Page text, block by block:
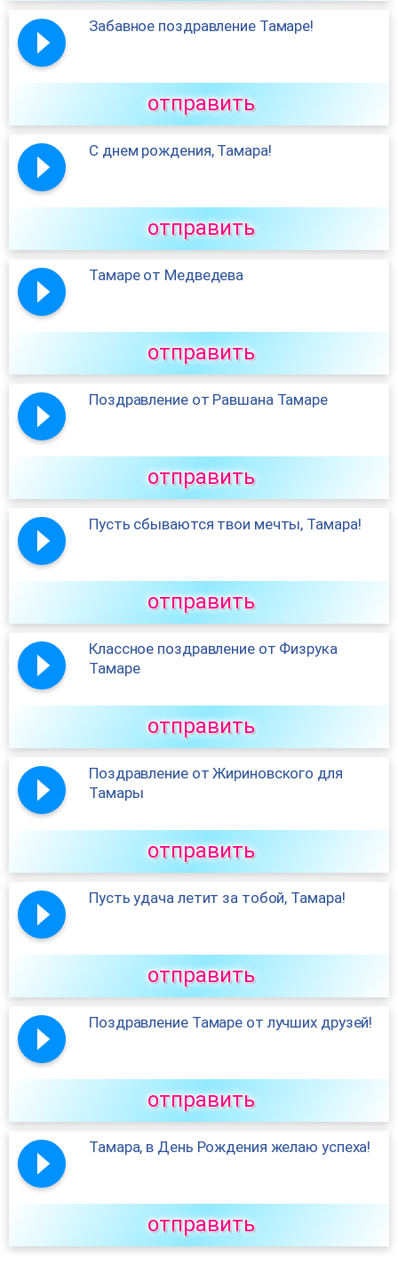
Забавное поздравление Тамаре!
отправить
С днем рождения, Тамара!
отправить
Тамаре от Медведева
отправить
Поздравление от Равшана Тамаре
отправить
Пусть сбываются твои мечты, Тамара!
отправить
Классное поздравление от Физрука
Тамаре
отправить
Поздравление от Жириновского для
Тамары
отправить
Пусть удача летит за тобой, Тамара!
отправить
Поздравление Тамаре от лучших друзей!
отправить
Тамара, в День Рождения желаю успеха!
отправить